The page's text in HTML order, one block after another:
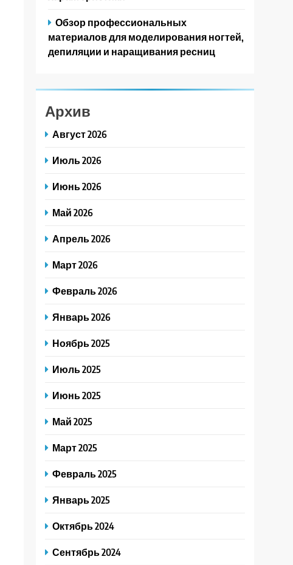
Обзор профессиональных
материалов для моделирования ногтей,
депиляции и наращивания ресниц
Архив
Август 2026
Июль 2026
Июнь 2026
Май 2026
Апрель 2026
Март 2026
Февраль 2026
Январь 2026
Ноябрь 2025
Июль 2025
Июнь 2025
Май 2025
Март 2025
Февраль 2025
Январь 2025
Октябрь 2024
Сентябрь 2024